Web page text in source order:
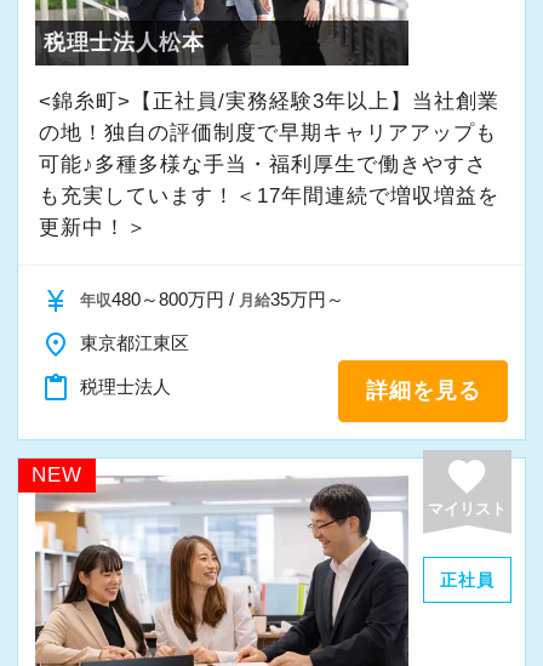
変わられる職業と言われています。
その中で生き残るためにできることはコンピュ
ーターやAIにはできないお客様とのコミュニケ
ーション力を磨くこと。
当社では、全員がお客様のことを一番に考え、
最新の税務・会計サービスを提供しています。
心してください！
社員と同じように実務経験を積みながら税法や
会計の知識を得られるようフォロー体制はバッ
チリです。
【先輩スタッフのサポートを受けながら段階を
踏んでステップアップできます♪】
入社してからのステップアッププランを準備し
ています。あなたの成長にあわせてステップア
ップしていきましょう。
ーとして運営をスタートしました。
都心部ということもあり、IT系など最先端の技
術を取り扱うお客様が多いのが特徴です。
20代が中心となっており、専門学校が近くにあ
ることから資格取得に励むスタッフが多く活躍
しています。
若いメンバーが多く明るい雰囲気で、全員がや
る気に満ちあふれています。
自主性がある方には活躍できる舞台はいくらで
もご用意するので、この業界で何か成し遂げた
い目標がある方は、ぜひ当社の門を叩いてくだ
さい！
【ご紹介が多い安定企業でお客様から一番に信
頼される税務のプロを目指せます】
私達は「税務のプロフェッショナルとしてお客
様に寄り添う」ことが一つの使命です。
税理士法人松本
<錦糸町>【正社員/実務経験3年以上】当社創業
の地！独自の評価制度で早期キャリアアップも
可能♪多種多様な手当・福利厚生で働きやすさ
も充実しています！＜17年間連続で増収増益を
更新中！＞
currency_yen 年収480～800万円 / 月給35万円～
place 東京都江東区
content_paste 税理士法人 詳細を見る
NEW favorite
マイリスト
正社員